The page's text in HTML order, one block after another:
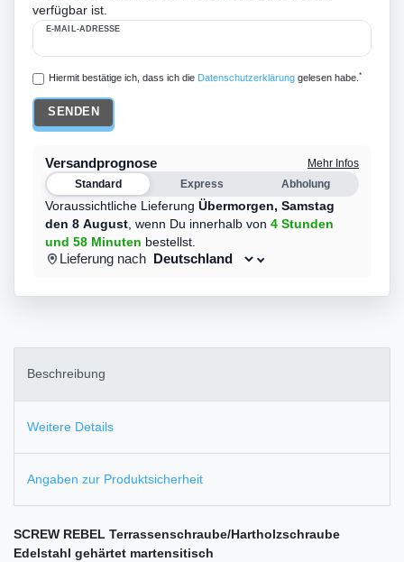
verfügbar ist.
E-MAIL-ADRESSE
Hiermit bestätige ich, dass ich die Daten­schutz­erklärunggelesen habe. *
SENDEN
Versandprognose
Mehr Infos
Standard
Express Abholung
Voraussichtliche Lieferung Übermorgen, Samstag
den 8 August, wenn Du innerhalb von 4 Stunden
und 58 Minuten bestellst.
Lieferung nach
Beschreibung
Weitere Details
Angaben zur Produktsicherheit
SCREW REBEL Terrassenschraube/Hartholzschraube
Edelstahl gehärtet martensitisch